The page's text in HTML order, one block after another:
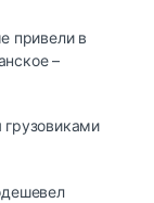
привели в
–